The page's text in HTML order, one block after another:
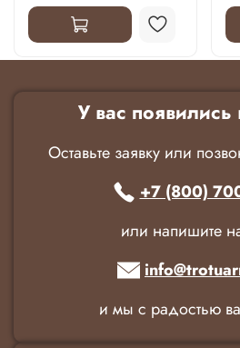
У вас
Оставьте заявку или
+7 (800)
или напишите
и мы с радостью